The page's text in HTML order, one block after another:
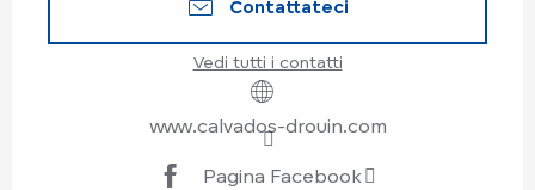
Contattateci
Vedi tutti i contatti
www.calvados-drouin.com
Pagina Facebook